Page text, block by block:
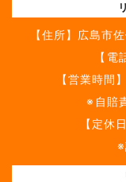
【住所】 広島市
【電
【営業時
※自賠
【定休